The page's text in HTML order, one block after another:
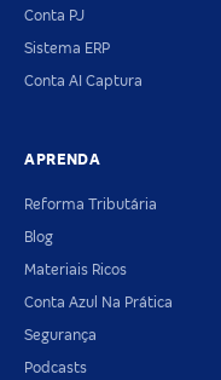
Conta PJ
Sistema ERP
Conta AI Captura
APRENDA
Reforma Tributária
Blog
Materiais Ricos
Conta Azul Na Prática
Segurança
Podcasts